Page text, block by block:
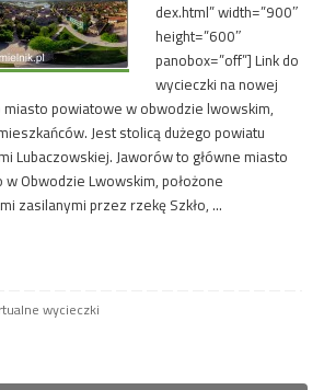
dex.html” width=”900″
height=”600″
panobox=”off”] Link do
wycieczki na nowej
miasto powiatowe w obwodzie lwowskim,
Jest stolicą dużego powiatu
Lubaczowskiej. Jaworów to główne miasto
Obwodzie Lwowskim, położone
zasilanymi przez rzekę Szkło, …
wycieczki